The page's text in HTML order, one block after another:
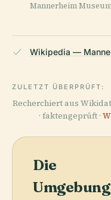
Mannerheim
Wikipedia —
ZULETZT ÜBERPRÜFT:
Recherchiert aus
· faktengeprüft ·
Die
Umgebung